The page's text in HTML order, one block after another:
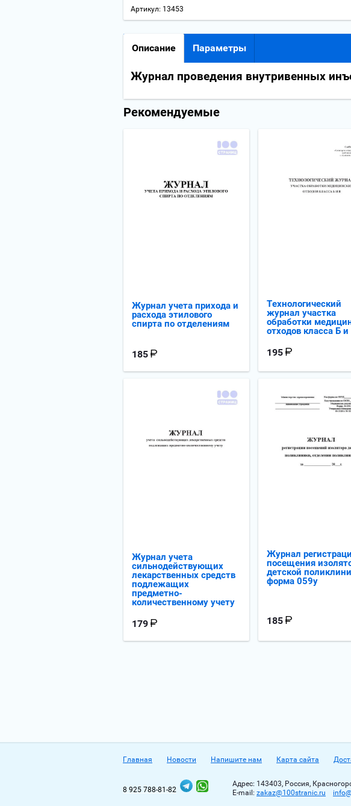
Артикул: 13453
Описание Параметры
Журнал проведения внутривенных
Рекомендуемые
Журнал учета прихода и
расхода этилового
спирта по отделениям
185
Технологический
журнал участка
обработки
отходов класса Б и
195
Журнал учета
сильнодействующих
лекарственных средств
подлежащих
предметно-
количественному учету
179
Журнал
посещения
детской
форма 059у
185
Главная Новости Напишите нам Карта сайта
8 925 788-81-82
Адрес: 143403, Россия,
Е-mail: zakaz@100stranic.ru